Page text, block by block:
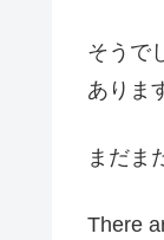
そうで
ありま
まだま
There